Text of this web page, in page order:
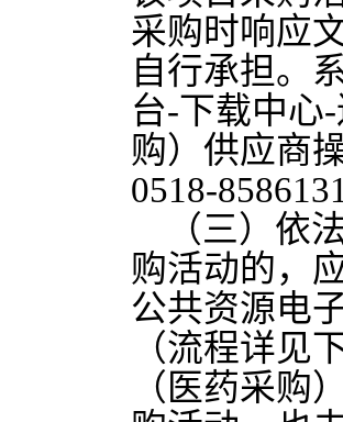
采购时响应
自行承担。
台-下载中心
购）供应商
0518-
（三）依
购活动的，
公共资源电
（流程详见
（医药采购